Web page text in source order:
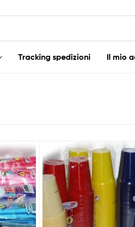
Tracking spedizioni Il mio